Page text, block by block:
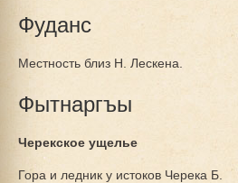
Фуданс
Местность близ Н. Лескена.
Фытнаргъы
Черекское ущелье
Гора и ледник у истоков Черека Б.